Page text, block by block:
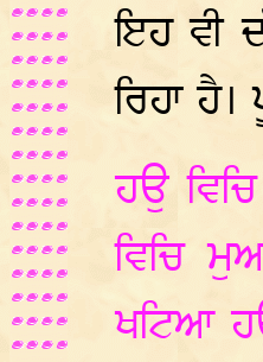
ਇਹ ਵੀ
ਰਿਹਾ
ਹਉ
ਵਿਚਿ
ਖਟਿਆ